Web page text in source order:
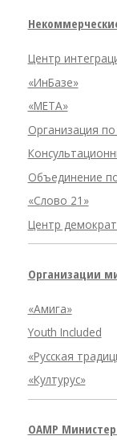
Центр
«ИнБазе»
«META»
Организация
Объединение
«Слово 21»
Центр
Организации
«Амига»
Youth Included
«Русская
«Културус»
OAMP